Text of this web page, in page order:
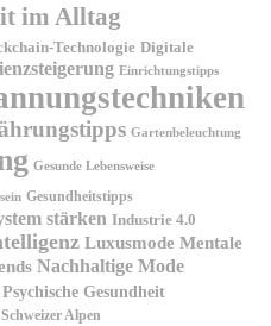
im Alltag
Technologie Digitale
Einrichtungstipps
Gartenbeleuchtung
Gesunde Lebensweise
Gesundheitstipps
stärken Industrie 4.0
Luxusmode Mentale
Nachhaltige Mode
Psychische Gesundheit
Schweizer Alpen